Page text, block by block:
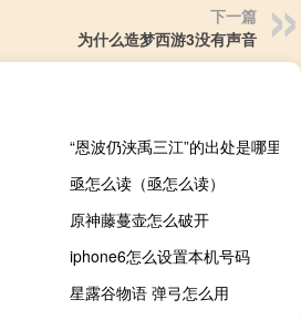
下一篇
为什么造梦西游3没有声音
“恩波仍浃禹三江”的出处是哪里
亟怎么读（亟怎么读）
原神藤蔓壶怎么破开
iphone6怎么设置本机号码
星露谷物语 弹弓怎么用